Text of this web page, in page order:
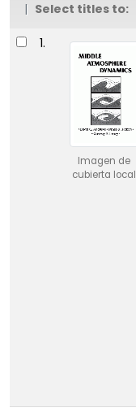
Select titles to:
Resultados
1.
Imagen de
cubierta local